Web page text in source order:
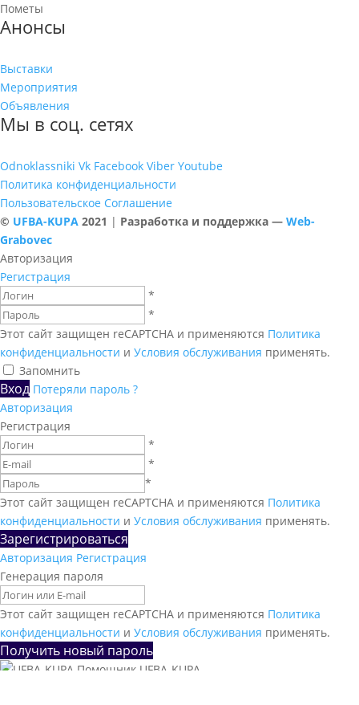
Пометы
Анонсы
Выставки
Мероприятия
Объявления
Мы в соц. сетях
Odnoklassniki Vk Facebook Viber Youtube
Политика конфиденциальности
Пользовательское Соглашение
© UFBA-KUPA 2021 | Разработка и поддержка — Web-
Grabovec
Авторизация
Регистрация
*
*
Этот сайт защищен reCAPTCHA и применяются Политика
конфиденциальности и Условия обслуживания применять.
Запомнить
Вход Потеряли пароль ?
Авторизация
Регистрация
*
*
*
Этот сайт защищен reCAPTCHA и применяются Политика
конфиденциальности и Условия обслуживания применять.
Зарегистрироваться
Авторизация Регистрация
Генерация пароля
Этот сайт защищен reCAPTCHA и применяются Политика
конфиденциальности и Условия обслуживания применять.
Получить новый пароль
Помощник UFBA-KUPA